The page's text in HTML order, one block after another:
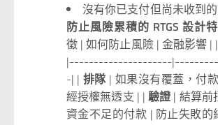
沒有你已支付但尚未收到
防止風險累積的 RTGS 設計特
徵 | 如何防止風險 | 金融影響
|---------------------
-| | 排隊| 如果沒有覆蓋，付
經授權無透支 | |驗證 | 結算前
資金不足的付款 | 防止失敗的